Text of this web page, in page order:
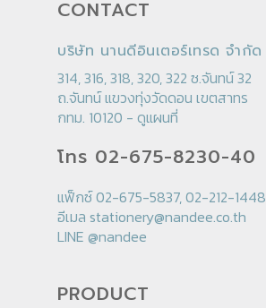
CONTACT
บริษัท นานดีอินเตอร์เทรด จำกัด
314, 316, 318, 320, 322 ซ.จันทน์ 32
ถ.จันทน์ แขวงทุ่งวัดดอน เขตสาทร
กทม. 10120 - ดูแผนที่
โทร 02-675-8230-40
แฟ็กซ์ 02-675-5837, 02-212-1448
อีเมล stationery@nandee.co.th
LINE @nandee
PRODUCT